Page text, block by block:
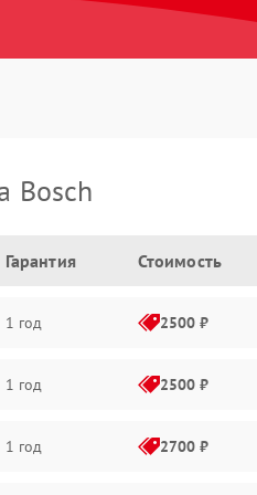
Bosch
Гарантия Стоимость
1 год 2500 ₽
1 год 2500 ₽
1 год 2700 ₽